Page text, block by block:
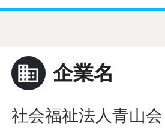
business 企業名
社会福祉法人青山会